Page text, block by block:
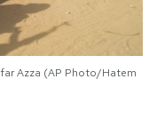
Azza (AP Photo/Hatem